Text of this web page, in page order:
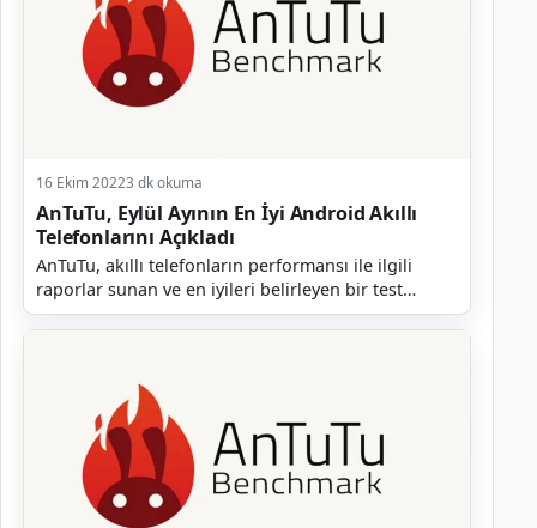
16 Ekim 20223 dk okuma
AnTuTu, Eylül Ayının En İyi Android Akıllı
Telefonlarını Açıkladı
AnTuTu, akıllı telefonların performansı ile ilgili
raporlar sunan ve en iyileri belirleyen bir test
platformudur. Şirket her ay olduğu gibi geçtiğimiz...